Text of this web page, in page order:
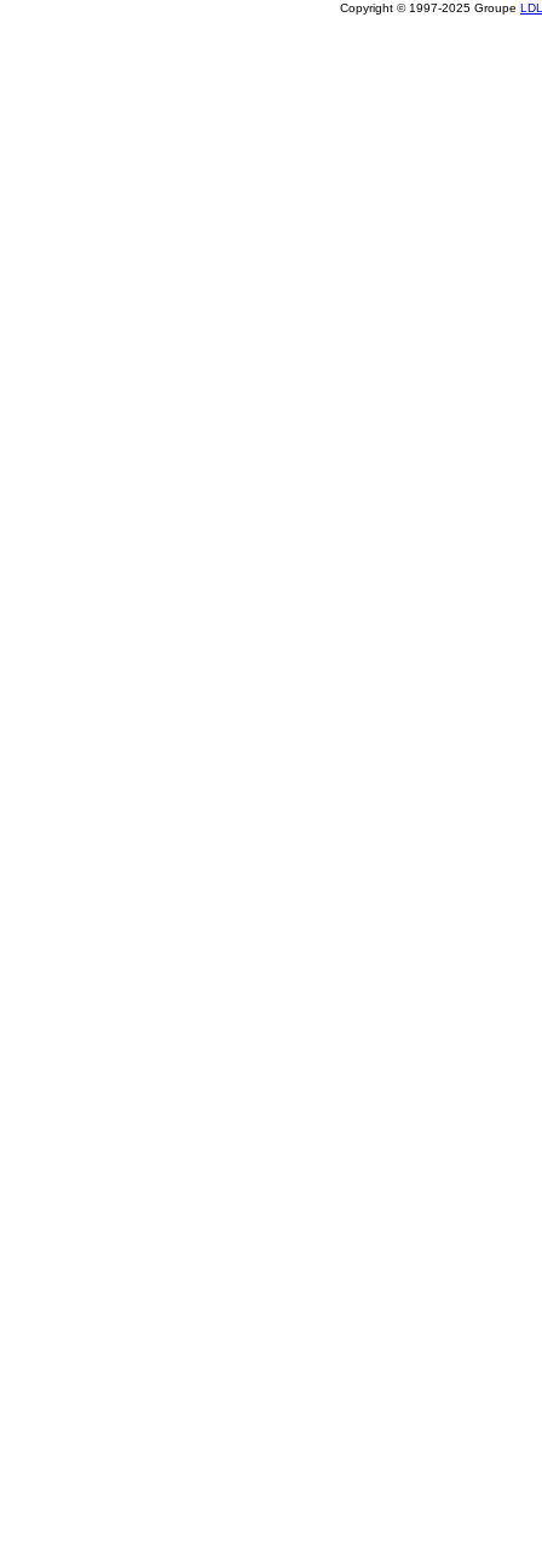
Copyright © 1997-2025 Groupe